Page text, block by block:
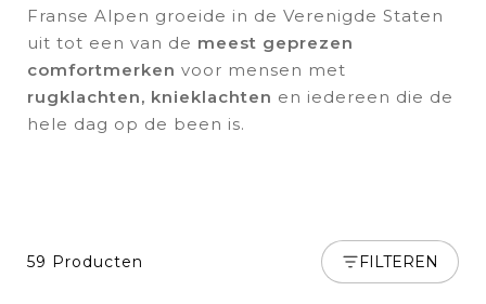
Franse Alpen groeide in de Verenigde Staten
uit tot een van de meest geprezen
comfortmerken voor mensen met
rugklachten, knieklachten en iedereen die de
hele dag op de been is.
59 Producten FILTEREN